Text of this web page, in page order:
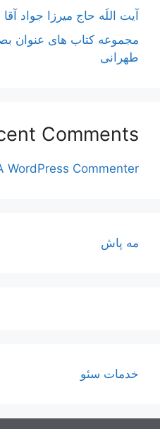
آیت اللَه حاج میرزا جواد
مجموعه کتاب های عنوان
طهرانی
Comments
WordPress Commenter
مه پاش
خدمات سئو